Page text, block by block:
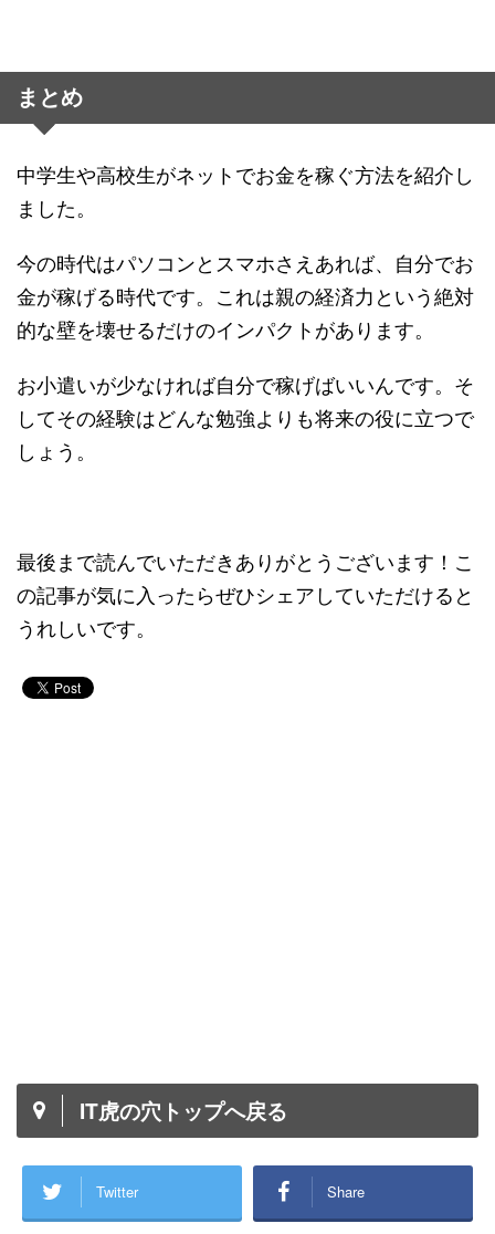
まとめ
中学生や高校生がネットでお金を稼ぐ方法を紹介し
ました。
今の時代はパソコンとスマホさえあれば、自分でお
金が稼げる時代です。これは親の経済力という絶対
的な壁を壊せるだけのインパクトがあります。
お小遣いが少なければ自分で稼げばいいんです。そ
してその経験はどんな勉強よりも将来の役に立つで
しょう。
最後まで読んでいただきありがとうございます！こ
の記事が気に入ったらぜひシェアしていただけると
うれしいです。
IT虎の穴トップへ戻る
Twitter Share